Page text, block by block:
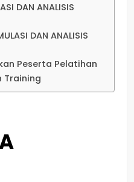
DAN ANALISIS
DAN ANALISIS
Peserta Pelatihan
Training